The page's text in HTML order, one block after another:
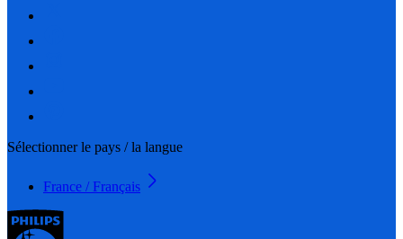
Sélectionner le pays / la langue
France / Français